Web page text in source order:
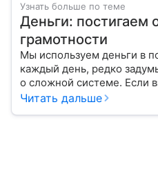
Узнать больше по теме
Деньги: постигаем
грамотности
Мы используем деньги в
каждый день, редко
о сложной системе. Если
об этом финансовом
Читать дальше